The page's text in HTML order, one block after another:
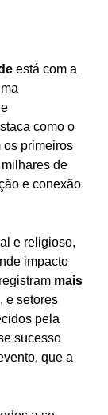
está com a
como o
os primeiros
de
e conexão
e religioso,
impacto
mais
e setores
pela
sucesso
que a